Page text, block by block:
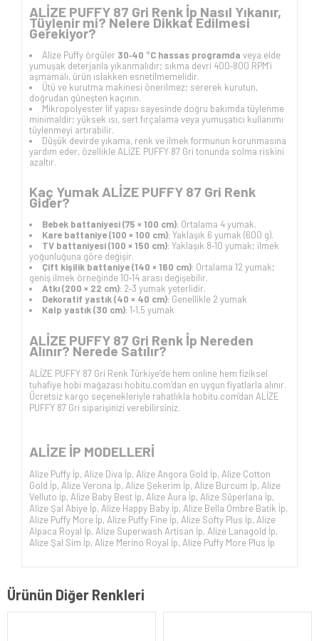
ALİZE PUFFY 87 Gri Renk İp Nasıl Yıkanır,
Tüylenir mi? Nelere Dikkat Edilmesi
Gerekiyor?
Alize Puffy örgüler 30‑40 °C hassas programda veya elde
yumuşak deterjanla yıkanmalıdır; sıkma devri 400‑800 RPM’i
aşmamalı, ürün ıslakken esnetilmemelidir.
Ütü ve kurutma makinesi önerilmez; sererek kurutun,
doğrudan güneşten kaçının.
Mikropolyester lif yapısı sayesinde doğru bakımda tüylenme
minimaldir; yüksek ısı, sert fırçalama veya yumuşatıcı kullanımı
tüylenmeyi artırabilir.
Düşük devirde yıkama, renk ve ilmek formunun korunmasına
yardım eder, özellikle ALİZE PUFFY 87 Gri tonunda solma riskini
azaltır.
Kaç Yumak ALİZE PUFFY 87 Gri Renk
Gider?
Bebek battaniyesi (75 × 100 cm): Ortalama 4 yumak.
Kare battaniye (100 × 100 cm): Yaklaşık 6 yumak (600 g).
TV battaniyesi (100 × 150 cm): Yaklaşık 8‑10 yumak; ilmek
yoğunluğuna göre değişir.
Çift kişilik battaniye (140 × 160 cm): Ortalama 12 yumak;
geniş ilmek örneğinde 10‑14 arası değişebilir.
Atkı (200 × 22 cm): 2‑3 yumak yeterlidir.
Dekoratif yastık (40 × 40 cm): Genellikle 2 yumak
Kalp yastık (30 cm): 1‑1,5 yumak
ALİZE PUFFY 87 Gri Renk İp Nereden
Alınır? Nerede Satılır?
ALİZE PUFFY 87 Gri Renk Türkiye’de hem online hem fiziksel
tuhafiye hobi mağazası hobitu.com’dan en uygun fiyatlarla alınır.
Ücretsiz kargo seçenekleriyle rahatlıkla hobitu.com'dan ALİZE
PUFFY 87 Gri siparişinizi verebilirsiniz.
ALİZE İP MODELLERİ
Alize Puffy İp, Alize Diva İp, Alize Angora Gold İp, Alize Cotton
Gold İp, Alize Verona İp, Alize Şekerim İp, Alize Burcum İp, Alize
Velluto İp, Alize Baby Best İp, Alize Aura İp, Alize Süperlana İp,
Alize Şal Abiye İp, Alize Happy Baby İp, Alize Bella Ombre Batik İp,
Alize Puffy More İp, Alize Puffy Fine İp, Alize Softy Plus İp, Alize
Alpaca Royal İp, Alize Superwash Artisan İp, Alize Lanagold İp,
Alize Şal Sim İp, Alize Merino Royal İp, Alize Puffy More Plus İp
Ürünün Diğer Renkleri